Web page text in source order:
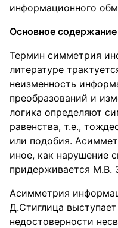
информационного
Основное содержание
Термин симметрия
литературе
неизменность
преобразований и
логика определяют
равенства, т.е.,
или подобия.
иное, как нарушение
придерживается М.В.
Асимметрия
Д.Стиглица
недостоверности